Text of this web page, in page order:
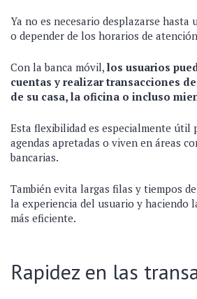
Ya no es necesario desplazarse hasta
o depender de los horarios de
Con la banca móvil, los usuarios
cuentas y realizar transacciones
de su casa, la oficina o incluso
Esta flexibilidad es especialmente útil
agendas apretadas o viven en áreas
bancarias.
También evita largas filas y tiempos
la experiencia del usuario y haciendo
más eficiente.
Rapidez en las